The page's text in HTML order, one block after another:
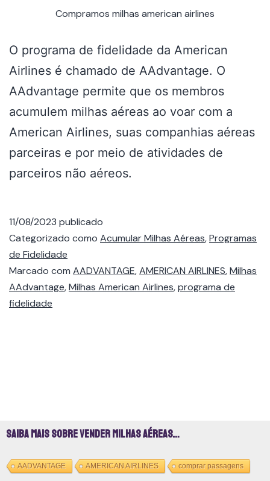
Compramos milhas american airlines
O programa de fidelidade da American
Airlines é chamado de AAdvantage. O
AAdvantage permite que os membros
acumulem milhas aéreas ao voar com a
American Airlines, suas companhias aéreas
parceiras e por meio de atividades de
parceiros não aéreos.
11/08/2023 publicado
Categorizado como Acumular Milhas Aéreas,Programas
de Fidelidade
Marcado com AADVANTAGE,AMERICAN AIRLINES,Milhas
AAdvantage,Milhas American Airlines,programa de
fidelidade
Saiba mais sobre vender milhas aéreas…
AADVANTAGE AMERICAN AIRLINES comprar passagens